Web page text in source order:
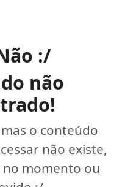
:/
não
o conteúdo
não existe,
momento ou